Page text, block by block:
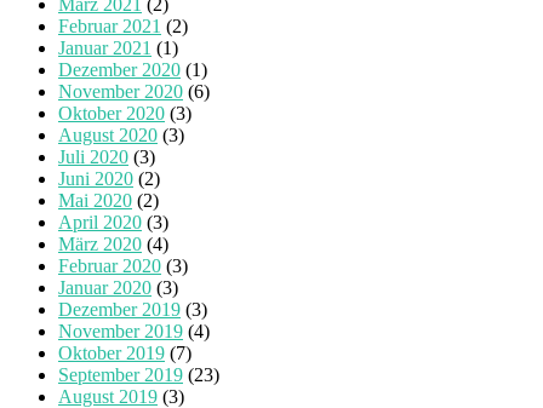
März 2021 (2)
Februar 2021 (2)
Januar 2021 (1)
Dezember 2020 (1)
November 2020 (6)
Oktober 2020 (3)
August 2020 (3)
Juli 2020 (3)
Juni 2020 (2)
Mai 2020 (2)
April 2020 (3)
März 2020 (4)
Februar 2020 (3)
Januar 2020 (3)
Dezember 2019 (3)
November 2019 (4)
Oktober 2019 (7)
September 2019 (23)
August 2019 (3)